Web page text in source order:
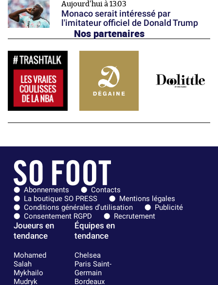
Aujourd'hui à 13:03
Monaco serait intéressé par
l'imitateur officiel de Donald Trump
Nos partenaires
Abonnements
Contacts
La boutique SO PRESS
Mentions légales
Conditions générales d'utilisation
Publicité
Consentement RGPD
Recrutement
Joueurs en
tendance
Mohamed
Salah
Mykhailo
Mudryk
Équipes en
tendance
Chelsea
Paris Saint-
Germain
Bordeaux